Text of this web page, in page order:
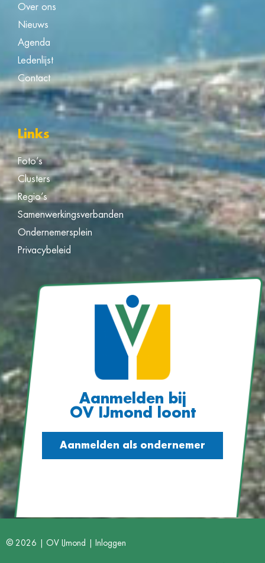
Over ons
Nieuws
Agenda
Ledenlijst
Contact
Links
Foto’s
Clusters
Regio’s
Samenwerkingsverbanden
Ondernemersplein
Privacybeleid
Aanmelden bij
OV IJmond loont
Aanmelden als ondernemer
© 2026 | OV IJmond | Inloggen